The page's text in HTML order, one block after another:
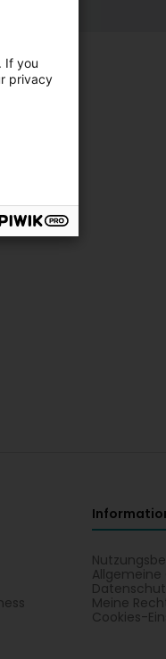
Meine
Cookies-
If you
privacy